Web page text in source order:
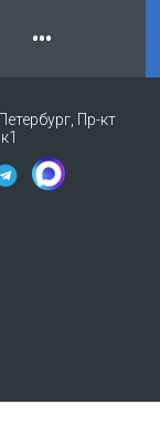
•••
Пр-кт